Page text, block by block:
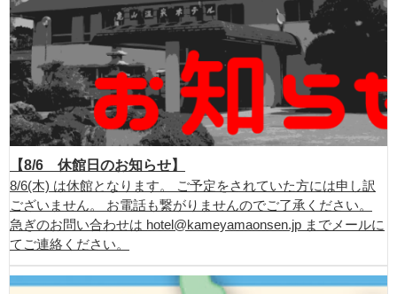
【8/6 休館日のお知らせ】
8/6(木) は休館となります。 ご予定をされていた方には申し訳
ございません。 お電話も繋がりませんのでご了承ください。
急ぎのお問い合わせは hotel@kameyamaonsen.jp までメールに
てご連絡ください。